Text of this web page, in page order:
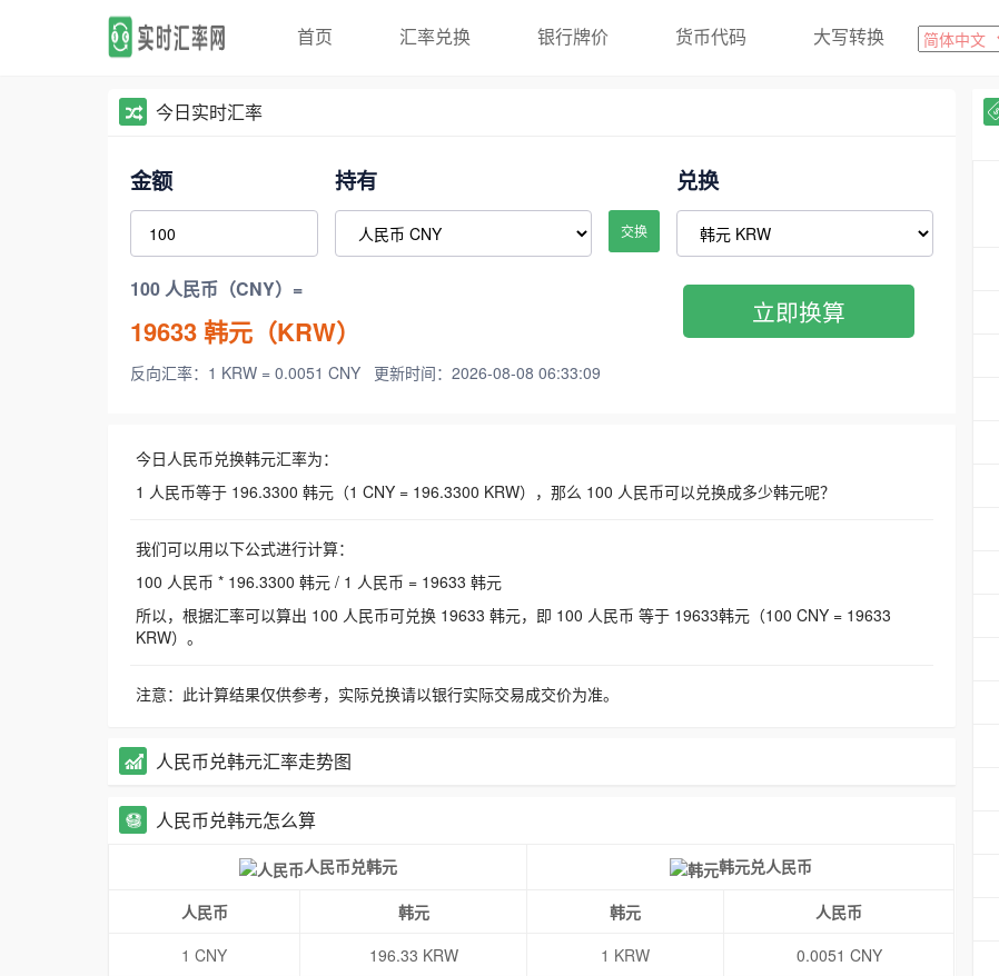
首页 汇率兑换 银行牌价 货币代码 大写转换
今日实时汇率
金额 持有
交换
兑换
100 人民币（CNY）=
19633韩元（KRW）
反向汇率：1 KRW = 0.0051 CNY 更新时间：2026-08-08 06:33:09
立即换算
今日人民币兑换韩元汇率为：
1 人民币等于 196.3300 韩元（1 CNY = 196.3300 KRW），那么 100 人民币可以兑换成多少韩元呢？
我们可以用以下公式进行计算：
100 人民币 * 196.3300 韩元 / 1 人民币 = 19633 韩元
所以，根据汇率可以算出 100 人民币可兑换 19633 韩元，即 100 人民币 等于 19633韩元（100 CNY = 19633
KRW）。
注意：此计算结果仅供参考，实际兑换请以银行实际交易成交价为准。
人民币兑韩元汇率走势图
人民币兑韩元怎么算
人民币兑韩元 韩元兑人民币
人民币 韩元 韩元
人民币
1 CNY
196.33 KRW 1 KRW
0.0051 CNY